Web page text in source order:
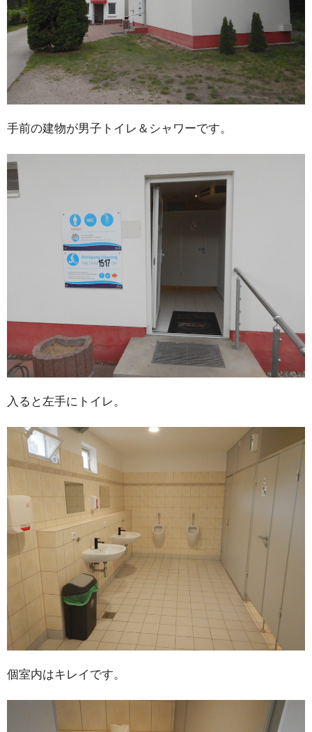
手前の建物が男子トイレ＆シャワーです。
入ると左手にトイレ。
個室内はキレイです。